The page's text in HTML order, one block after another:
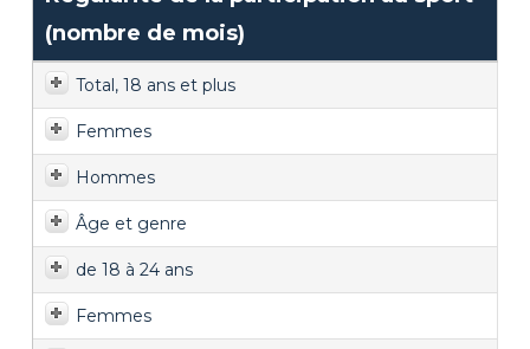
(nombre de mois)
Total, 18 ans et plus
Femmes
Hommes
Âge et genre
de 18 à 24 ans
Femmes